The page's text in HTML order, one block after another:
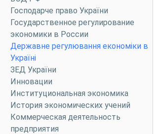
Господарче право України
Государственное регулирование
экономики в России
Державне регулювання економіки в
Україні
ЗЕД України
Инновации
Институциональная экономика
История экономических учений
Коммерческая деятельность
предприятия